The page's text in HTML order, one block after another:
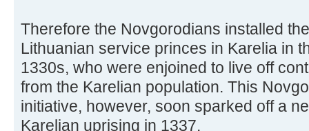
Therefore the Novgorodians installed
Lithuanian service princes in Karelia in
1330s, who were enjoined to live off
from the Karelian population. This
initiative, however, soon sparked off a
Karelian uprising in 1337.